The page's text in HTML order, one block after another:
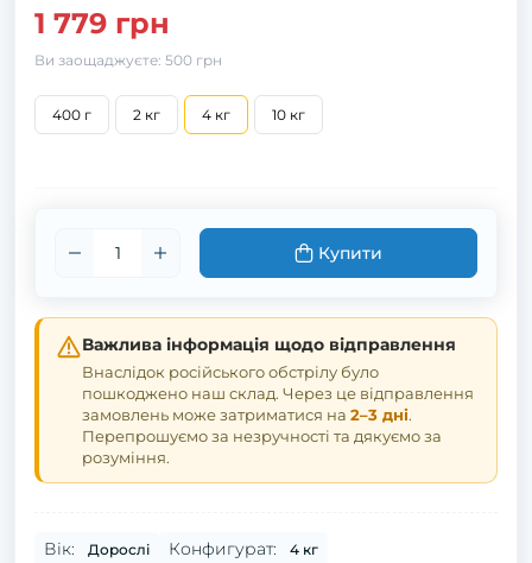
1 779 грн
Ви заощаджуєте: 500 грн
400 г 2 кг 4 кг 10 кг
Купити
Важлива інформація щодо відправлення
Внаслідок російського обстрілу було
пошкоджено наш склад. Через це відправлення
замовлень може затриматися на 2–3 дні.
Перепрошуємо за незручності та дякуємо за
розуміння.
Вік: Дорослі Конфигурат: 4 кг